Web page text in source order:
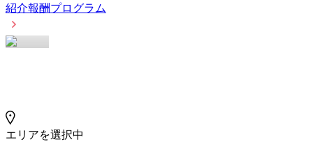
紹介報酬プログラム
エリアを選択中